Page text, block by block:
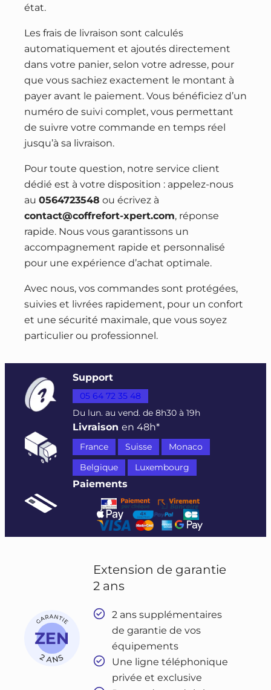
état.
Les frais de livraison sont calculés
automatiquement et ajoutés directement
dans votre panier, selon votre adresse, pour
que vous sachiez exactement le montant à
payer avant le paiement. Vous bénéficiez d’un
numéro de suivi complet, vous permettant
de suivre votre commande en temps réel
jusqu’à sa livraison.
Pour toute question, notre service client
dédié est à votre disposition : appelez-nous
au 0564723548 ou écrivez à
contact@coffrefort-xpert.com, réponse
rapide. Nous vous garantissons un
accompagnement rapide et personnalisé
pour une expérience d’achat optimale.
Avec nous, vos commandes sont protégées,
suivies et livrées rapidement, pour un confort
et une sécurité maximale, que vous soyez
particulier ou professionnel.
Support
05 64 72 35 48
Du lun. au vend. de 8h30 à 19h
Livraisonen 48h*
France Suisse
Monaco
Belgique
Luxembourg
Paiements
Extension de garantie
2 ans
2 ans supplémentaires
de garantie de vos
équipements
Une ligne téléphonique
privée et exclusive